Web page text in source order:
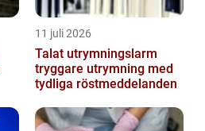
11 juli 2026
Talat utrymningslarm
tryggare utrymning med
tydliga röstmeddelanden